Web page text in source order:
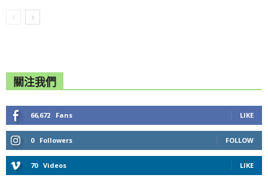
關注我們
66,672 Fans LIKE
0 Followers FOLLOW
70 Videos LIKE